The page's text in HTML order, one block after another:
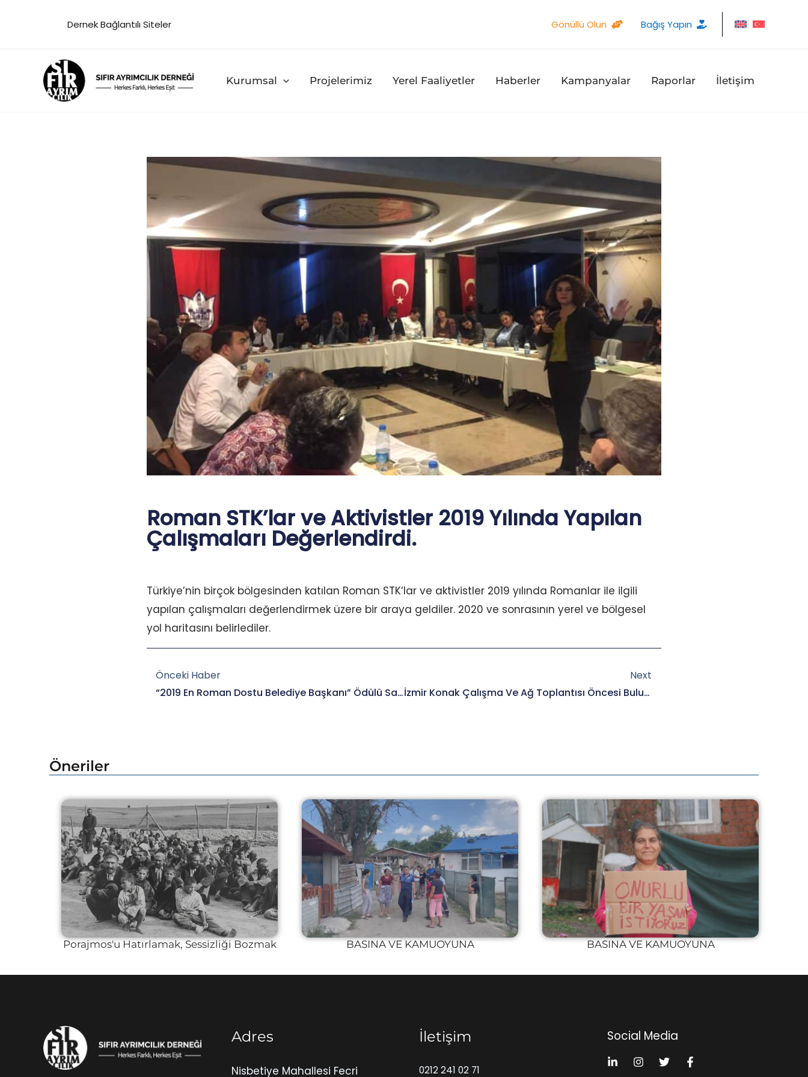
Dernek Bağlantılı Siteler Gönüllü Olun Bağış Yapın
Kurumsal Projelerimiz Yerel Faaliyetler Haberler Kampanyalar Raporlar İletişim
Roman STK’lar ve Aktivistler 2019 Yılında Yapılan
Çalışmaları Değerlendirdi.
Türkiye’nin birçok bölgesinden katılan Roman STK’lar ve aktivistler 2019 yılında Romanlar ile ilgili
yapılan çalışmaları değerlendirmek üzere bir araya geldiler. 2020 ve sonrasının yerel ve bölgesel
yol haritasını belirlediler.
Önceki Haber
“2019 En Roman Dostu Belediye Başkanı” Ödülü Sahibini Buldu.
Next
İzmir Konak Çalışma Ve Ağ Toplantısı Öncesi Buluşma.
Öneriler
Porajmos'u Hatırlamak, Sessizliği Bozmak BASINA VE KAMUOYUNA BASINA VE KAMUOYUNA
Adres
Nisbetiye Mahallesi Fecri
İletişim
0212 241 02 71
Social Media